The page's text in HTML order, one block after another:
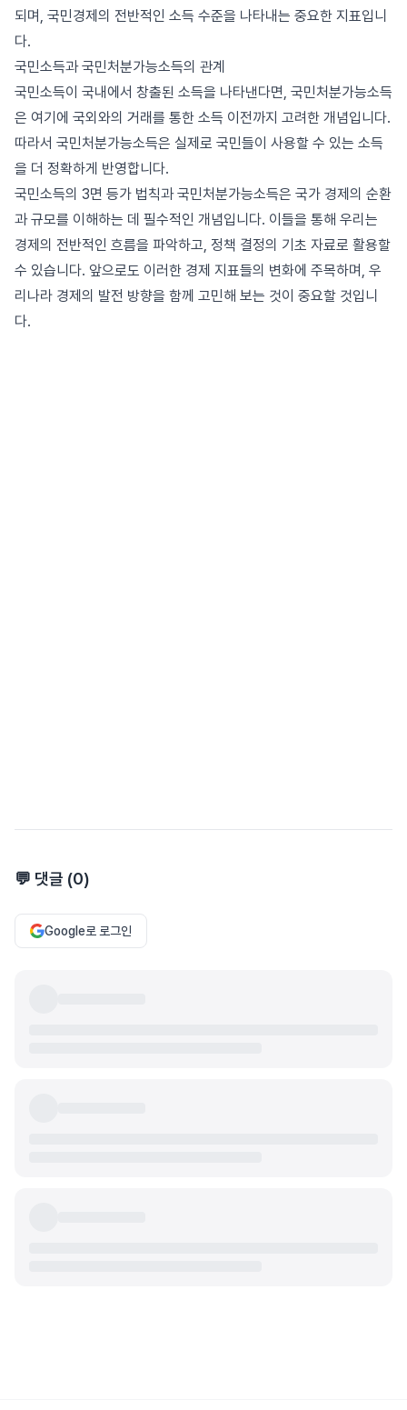
되며, 국민경제의 전반적인 소득 수준을 나타내는 중요한 지표입니
다.
국민소득과 국민처분가능소득의 관계
국민소득이 국내에서 창출된 소득을 나타낸다면, 국민처분가능소득
은 여기에 국외와의 거래를 통한 소득 이전까지 고려한 개념입니다.
따라서 국민처분가능소득은 실제로 국민들이 사용할 수 있는 소득
을 더 정확하게 반영합니다.
국민소득의 3면 등가 법칙과 국민처분가능소득은 국가 경제의 순환
과 규모를 이해하는 데 필수적인 개념입니다. 이들을 통해 우리는
경제의 전반적인 흐름을 파악하고, 정책 결정의 기초 자료로 활용할
수 있습니다. 앞으로도 이러한 경제 지표들의 변화에 주목하며, 우
리나라 경제의 발전 방향을 함께 고민해 보는 것이 중요할 것입니
다.
💬 댓글 (0)
Google로 로그인